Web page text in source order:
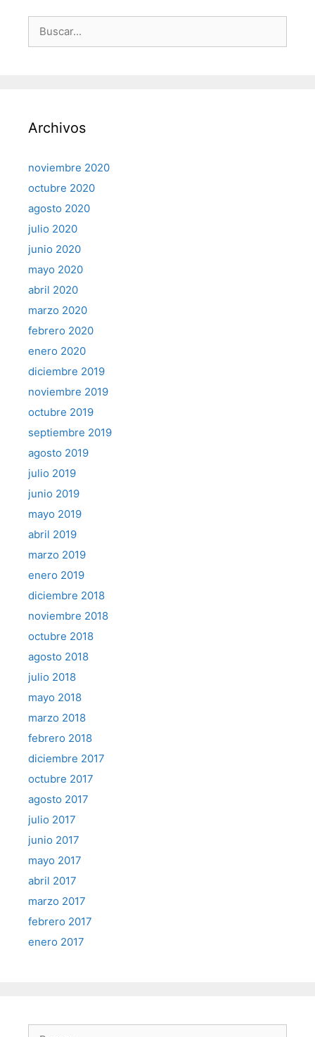
Archivos
noviembre 2020
octubre 2020
agosto 2020
julio 2020
junio 2020
mayo 2020
abril 2020
marzo 2020
febrero 2020
enero 2020
diciembre 2019
noviembre 2019
octubre 2019
septiembre 2019
agosto 2019
julio 2019
junio 2019
mayo 2019
abril 2019
marzo 2019
enero 2019
diciembre 2018
noviembre 2018
octubre 2018
agosto 2018
julio 2018
mayo 2018
marzo 2018
febrero 2018
diciembre 2017
octubre 2017
agosto 2017
julio 2017
junio 2017
mayo 2017
abril 2017
marzo 2017
febrero 2017
enero 2017